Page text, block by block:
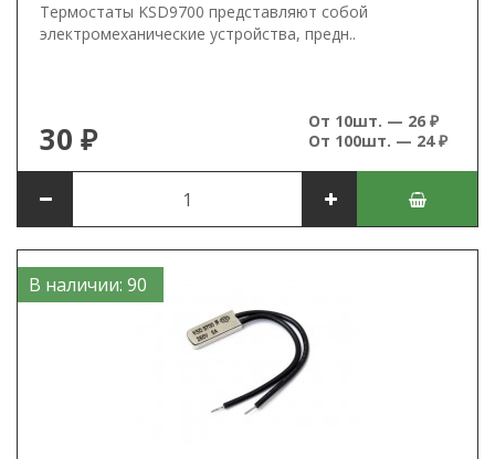
Термостаты KSD9700 представляют собой
электромеханические устройства, предн..
30 ₽
От 10шт. — 26 ₽
От 100шт. — 24 ₽
В наличии: 90